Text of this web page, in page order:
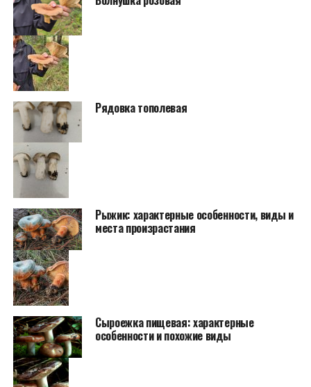
Рядовка тополевая
Рыжик: характерные особенности, виды и
места произрастания
Сыроежка пищевая: характерные
особенности и похожие виды